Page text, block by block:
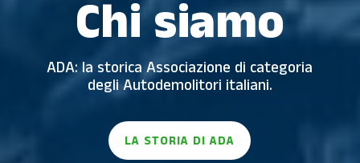
Chi siamo
ADA: la storica Associazione di categoria
degli Autodemolitori italiani.
LA STORIA DI ADA